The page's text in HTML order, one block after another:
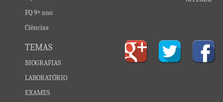
FQ 9º ano
Ciências
TEMAS
BIOGRAFIAS
LABORATÓRIO
EXAMES